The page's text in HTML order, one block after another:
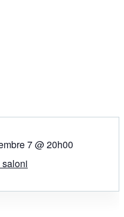
7 @ 20h00
saloni